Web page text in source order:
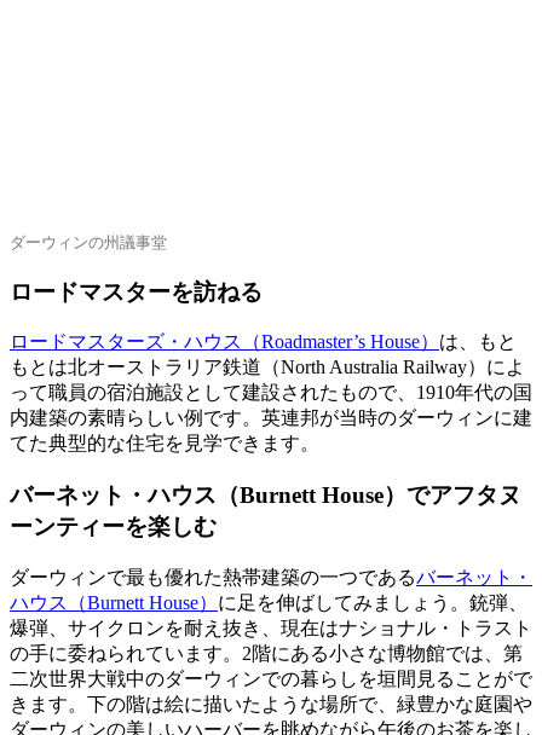
ダーウィンの州議事堂
ロードマスターを訪ねる
ロードマスターズ・ハウス（Roadmaster’s House） は、もと
もとは北オーストラリア鉄道（North Australia Railway）によ
って職員の宿泊施設として建設されたもので、1910年代の国
内建築の素晴らしい例です。英連邦が当時のダーウィンに建
てた典型的な住宅を見学できます。
バーネット・ハウス（Burnett House）でアフタヌ
ーンティーを楽しむ
ダーウィンで最も優れた熱帯建築の一つであるバーネット・
ハウス（Burnett House） に足を伸ばしてみましょう。銃弾、
爆弾、サイクロンを耐え抜き、現在はナショナル・トラスト
の手に委ねられています。2階にある小さな博物館では、第
二次世界大戦中のダーウィンでの暮らしを垣間見ることがで
きます。下の階は絵に描いたような場所で、緑豊かな庭園や
ダーウィンの美しいハーバーを眺めながら午後のお茶を楽し